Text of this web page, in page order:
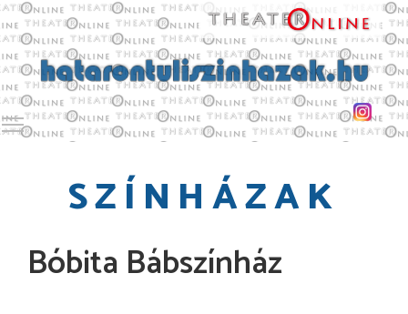
Toggle main menu visibility
SZÍNHÁZAK
Bóbita Bábszínház